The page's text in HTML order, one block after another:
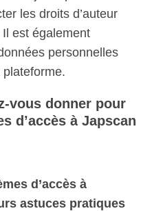
les droits d’auteur
est également
personnelles
vous donner pour
d’accès à Japscan
d’accès à
astuces pratiques